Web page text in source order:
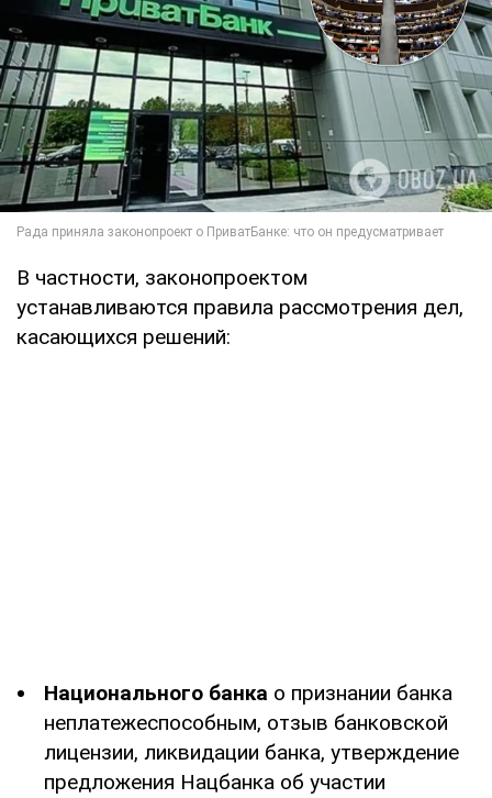
В частности, законопроектом
устанавливаются правила рассмотрения дел,
касающихся решений:
Национального банка о признании банка
неплатежеспособным, отзыв банковской
лицензии, ликвидации банка, утверждение
предложения Нацбанка об участии